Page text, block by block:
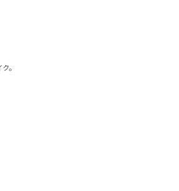
。
ぜひご応募お待ちしております